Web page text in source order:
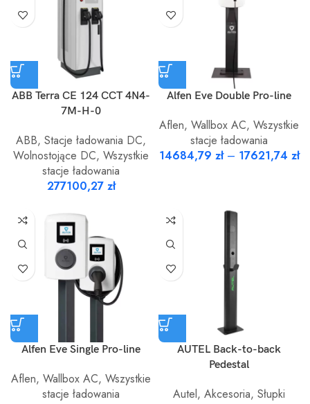
ABB Terra CE 124 CCT 4N4-
7M-H-0
ABB, Stacje ładowania DC,
Wolnostojące DC, Wszystkie
stacje ładowania
277100,27 zł
Alfen Eve Double Pro-line
Aflen, Wallbox AC, Wszystkie
stacje ładowania
14684,79 zł– 17621,74 zł
Alfen Eve Single Pro-line
Aflen, Wallbox AC, Wszystkie
stacje ładowania
AUTEL Back-to-back
Pedestal
Autel, Akcesoria, Słupki